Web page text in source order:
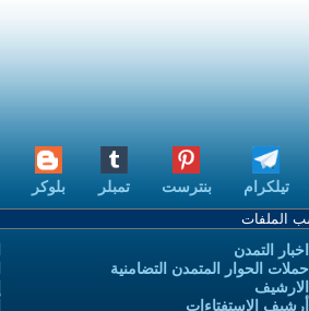
تيلكرام بنترست تمبلر بلوكر
اخبار التمدن
حملات الحوار المتمدن التضامنية
الارشيف
أرشيف الاستفتاءات